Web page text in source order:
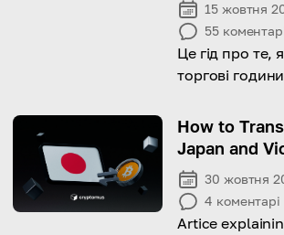
15 жовтня
55
Це гід про те,
торгові
How to
Japan and
30 жовтня
4 коментарі
Artice